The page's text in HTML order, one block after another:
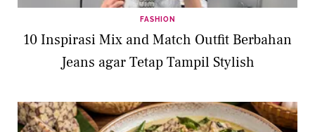
FASHION
10 Inspirasi Mix and Match Outfit Berbahan
Jeans agar Tetap Tampil Stylish